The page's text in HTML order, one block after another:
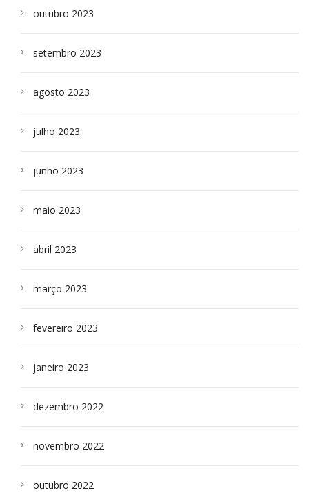
outubro 2023
setembro 2023
agosto 2023
julho 2023
junho 2023
maio 2023
abril 2023
março 2023
fevereiro 2023
janeiro 2023
dezembro 2022
novembro 2022
outubro 2022